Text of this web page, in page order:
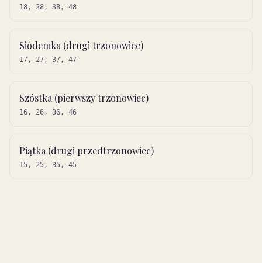
18, 28, 38, 48
Siódemka (drugi trzonowiec)
17, 27, 37, 47
Szóstka (pierwszy trzonowiec)
16, 26, 36, 46
Piątka (drugi przedtrzonowiec)
15, 25, 35, 45